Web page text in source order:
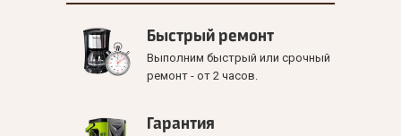
Быстрый ремонт
Выполним быстрый или срочный
ремонт - от 2 часов.
Гарантия